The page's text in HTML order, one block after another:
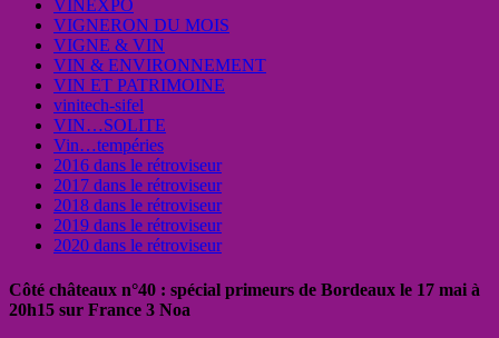
VINEXPO
VIGNERON DU MOIS
VIGNE & VIN
VIN & ENVIRONNEMENT
VIN ET PATRIMOINE
vinitech-sifel
VIN…SOLITE
Vin…tempéries
2016 dans le rétroviseur
2017 dans le rétroviseur
2018 dans le rétroviseur
2019 dans le rétroviseur
2020 dans le rétroviseur
Côté châteaux n°40 : spécial primeurs de Bordeaux le 17 mai à
20h15 sur France 3 Noa